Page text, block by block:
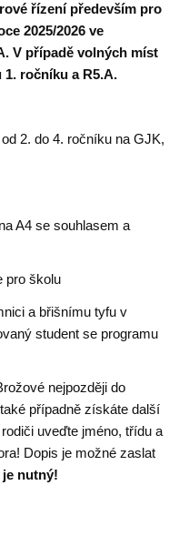
řízení především pro
2025/2026 ve
V případě volných míst
ročníku a R5.A.
2. do 4. ročníku na GJK,
A4 se souhlasem a
pro školu
a břišnímu tyfu v
student se programu
nejpozději do
případně získáte další
uveďte jméno, třídu a
Dopis je možné zaslat
nutný!